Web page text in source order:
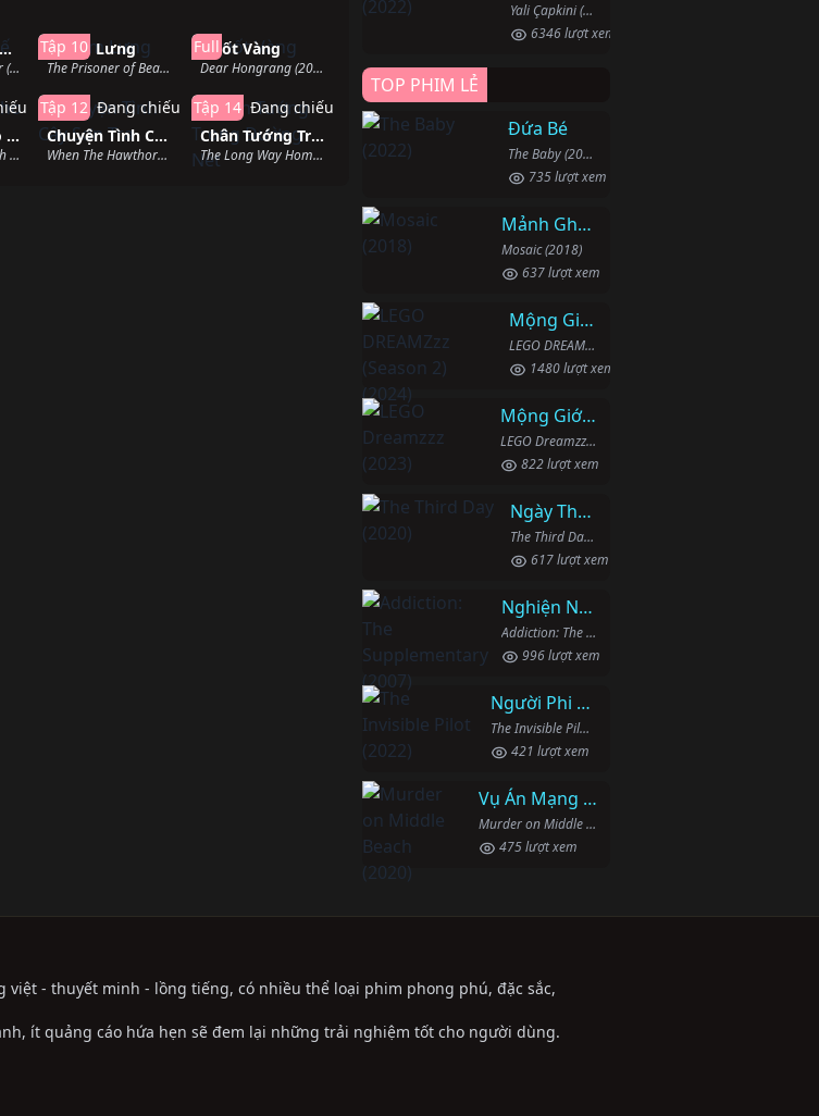
Kế Xấu Xí
The Ugly Stepsister (2025)
Khom Lưng
The Prisoner of Beauty (2025)
Tập 10
Nuốt Vàng
Dear Hongrang (2025)
Full
Ba Lần Gả Cho Ma Quân
Just Wanna Be With You (2025)
Chuyện Tình Cây Sơn Tra
When The Hawthorn Blooms (2025)
Tập 12 Đang chiếu
Chân Tướng Trong Đường Nét
The Long Way Home (2025)
Tập 14 Đang chiếu
Yali Çapkini (2022)
6346 lượt xem
TOP PHIM LẺ
Đứa Bé
The Baby (2022)
735 lượt xem
Mảnh Ghép
Mosaic (2018)
637 lượt xem
Mộng Giới (Phần 2)
LEGO DREAMZzz (Season 2) (2024)
1480 lượt xem
Mộng Giới (Phần 1)
LEGO Dreamzzz (2023)
822 lượt xem
Ngày Thứ Ba
The Third Day (2020)
617 lượt xem
Nghiện Ngập: Chuỗi Phim Bổ Trợ
Addiction: The Supplementary (2007)
996 lượt xem
Người Phi Công Vô Hình
The Invisible Pilot (2022)
421 lượt xem
Vụ Án Mạng Trên Đường Middle Beach
Murder on Middle Beach (2020)
475 lượt xem
- thuyết minh - lồng tiếng, có nhiều thể loại phim phong phú, đặc sắc,
ít quảng cáo hứa hẹn sẽ đem lại những trải nghiệm tốt cho người dùng.